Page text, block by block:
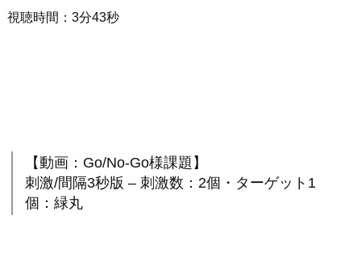
視聴時間：3分43秒
【動画：Go/No-Go様課題】
刺激/間隔3秒版 – 刺激数：2個・ターゲット1
個：緑丸